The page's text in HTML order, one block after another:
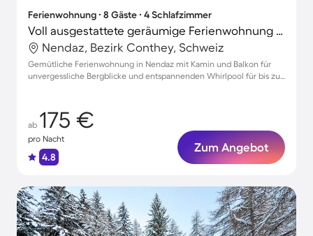
Ferienwohnung ∙ 8 Gäste ∙ 4 Schlafzimmer
Voll ausgestattete geräumige Ferienwohnung mit Whirlpool und Grill | Naturblick | Nah am Skifahren
Nendaz, Bezirk Conthey, Schweiz
Gemütliche Ferienwohnung in Nendaz mit Kamin und Balkon für
unvergessliche Bergblicke und entspannenden Whirlpool für bis zu
ab 175 €
pro Nacht
4.8
Zum Angebot